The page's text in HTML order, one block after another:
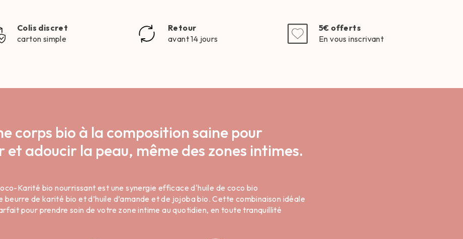
Colis discret
carton simple
Retour
avant 14 jours
5€ offerts
En vous inscrivant
corps bio à la composition saine pour
adoucir la peau, même des zones intimes.
Karité bio nourrissant est une synergie efficace d'huile de coco bio
beurre de karité bio et d’huile d’amande et de jojoba bio. Cette combinaison idéale
pour prendre soin de votre zone intime au quotidien, en toute tranquillité